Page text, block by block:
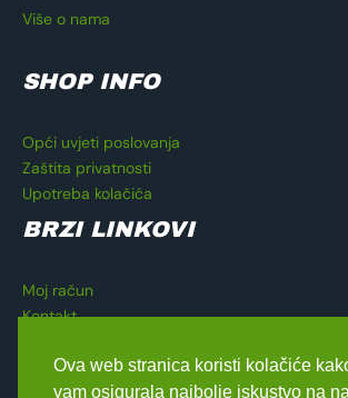
Više o nama
SHOP INFO
Opći uvjeti poslovanja
Zaštita privatnosti
Upotreba kolačića
BRZI LINKOVI
Moj račun
Kontakt
Blagajna
Ova web stranica koristi kolačiće
vam osigurala najbolje iskustvo na